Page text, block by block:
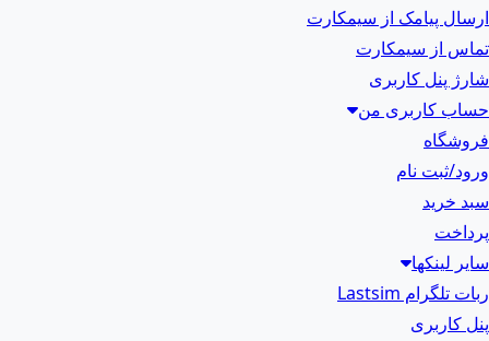
ارسال پیامک از سیمکارت
تماس از سیمکارت
شارژ پنل کاربری
حساب کاربری من
فروشگاه
ورود/ثبت نام
سبد خرید
پرداخت
سایر لینکها
ربات تلگرام Lastsim
پنل کاربری